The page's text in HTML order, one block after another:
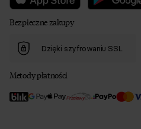
Bezpieczne zakupy
Dzięki szyfrowaniu SSL
Metody płatności